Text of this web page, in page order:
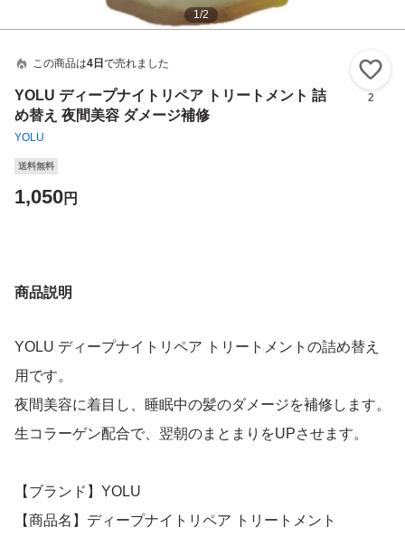
1/2
この商品は4日 で売れました
YOLU ディープナイトリペア トリートメント 詰
め替え 夜間美容 ダメージ補修
YOLU
2
送料無料
1,050円
商品説明
YOLU ディープナイトリペア トリートメントの詰め替え
用です。
夜間美容に着目し、睡眠中の髪のダメージを補修します。
生コラーゲン配合で、翌朝のまとまりをUPさせます。
【ブランド】YOLU
【商品名】ディープナイトリペア トリートメント